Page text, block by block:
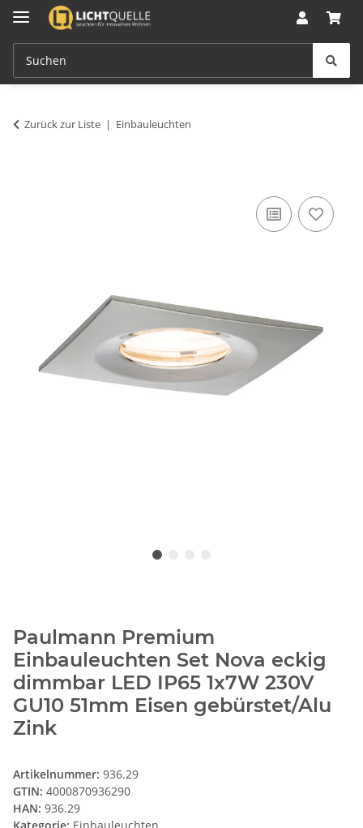
Zurück zur Liste Einbauleuchten
Paulmann Premium
Einbauleuchten Set Nova eckig
dimmbar LED IP65 1x7W 230V
GU10 51mm Eisen gebürstet/Alu
Zink
Artikelnummer: 936.29
GTIN: 4000870936290
HAN: 936.29